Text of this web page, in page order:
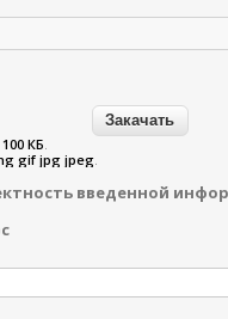
100 КБ.
gif jpg jpeg.
введенной